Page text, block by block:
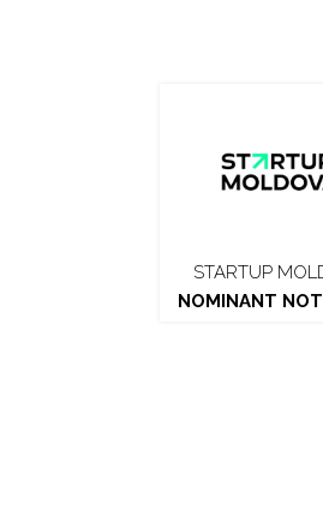
STARTUP
NOMINANT